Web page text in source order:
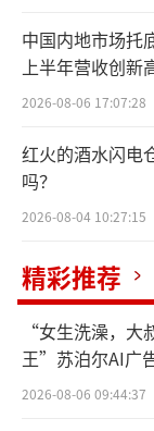
9月25日
买报告书草
及公司股东
本次交
和济南平嘉
和自然人李
权），支付方
根据资
的估值为
定交易价格
中国内地市场托
上半年营收创新
2026-08-06 17:07:28
红火的酒水闪
吗？
2026-08-04 10:27:15
精彩推荐
“女生洗澡，
王”苏泊尔AI广
2026-08-06 09:44:37